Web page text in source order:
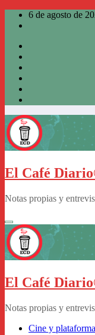
Saltar
6 de agosto de
El Café
Notas propias y
El Café
Notas propias y
Cine y